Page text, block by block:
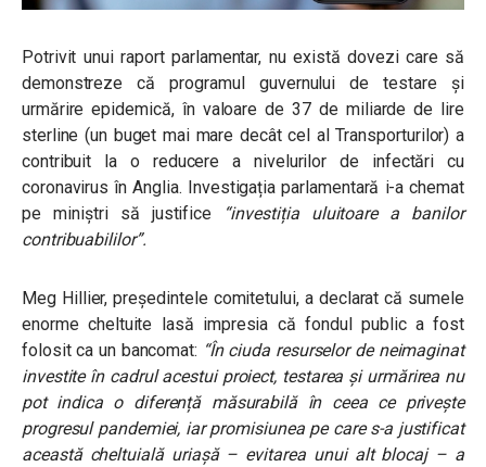
Potrivit unui raport parlamentar, nu există dovezi care să
demonstreze că programul guvernului de testare și
urmărire epidemică, în valoare de 37 de miliarde de lire
sterline (un buget mai mare decât cel al Transporturilor) a
contribuit la o reducere a nivelurilor de infectări cu
coronavirus în Anglia. Investigația parlamentară i-a chemat
pe miniștri să justifice
“investiția uluitoare a banilor
contribuabililor”.
Meg Hillier, președintele comitetului, a declarat că sumele
enorme cheltuite lasă impresia că fondul public a fost
folosit ca un bancomat: “În ciuda resurselor de neimaginat
investite în cadrul acestui proiect, testarea și urmărirea nu
pot indica o diferență măsurabilă în ceea ce privește
progresul pandemiei, iar promisiunea pe care s-a justificat
această cheltuială uriașă – evitarea unui alt blocaj – a